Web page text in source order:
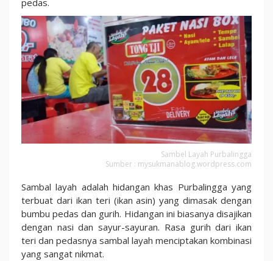
Sambel Layah Purbalingga
Sumber : mysukmanablog.wordpress.com
Sambal layah adalah hidangan khas Purbalingga yang
terbuat dari ikan teri (ikan asin) yang dimasak dengan
bumbu pedas dan gurih. Hidangan ini biasanya disajikan
dengan nasi dan sayur-sayuran. Rasa gurih dari ikan
teri dan pedasnya sambal layah menciptakan kombinasi
yang sangat nikmat.